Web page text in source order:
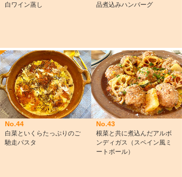
白ワイン蒸し
品煮込みハンバーグ
No.44
白菜といくらたっぷりのご
馳走パスタ
No.43
根菜と共に煮込んだアルボ
ンディガス（スペイン風ミ
ートボール）